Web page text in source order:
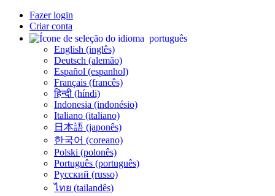
Fazer login
Criar conta
português
English (inglês)
Deutsch (alemão)
Español (espanhol)
Français (francês)
हिन्दी (híndi)
Indonesia (indonésio)
Italiano (italiano)
日本語 (japonês)
한국어 (coreano)
Polski (polonês)
Português (português)
Русский (russo)
ไทย (tailandês)